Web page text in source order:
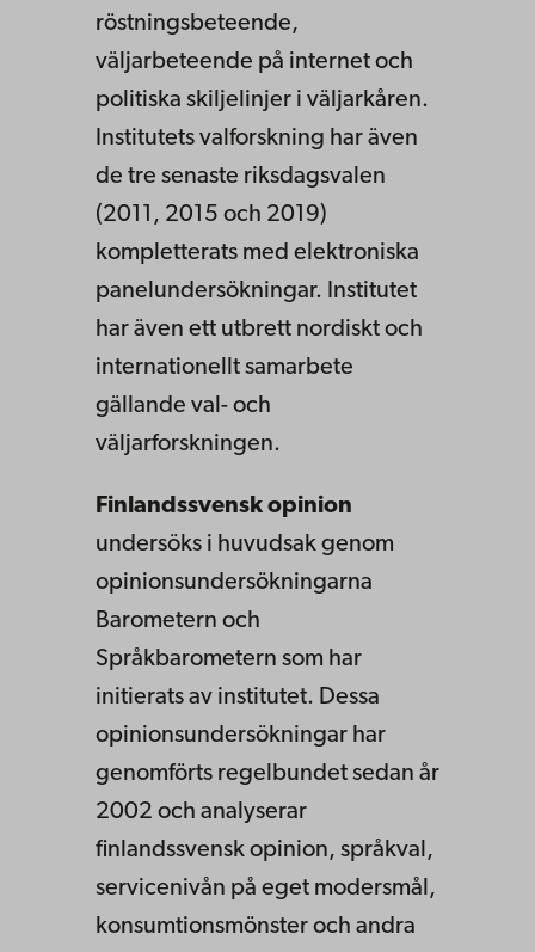
röstningsbeteende,
väljarbeteende på internet och
politiska skiljelinjer i väljarkåren.
Institutets valforskning har även
de tre senaste riksdagsvalen
(2011, 2015 och 2019)
kompletterats med elektroniska
panelundersökningar. Institutet
har även ett utbrett nordiskt och
internationellt samarbete
gällande val- och
väljarforskningen.
Finlandssvensk opinion
undersöks i huvudsak genom
opinionsundersökningarna
Barometern och
Språkbarometern som har
initierats av institutet. Dessa
opinionsundersökningar har
genomförts regelbundet sedan år
2002 och analyserar
finlandssvensk opinion, språkval,
servicenivån på eget modersmål,
konsumtionsmönster och andra